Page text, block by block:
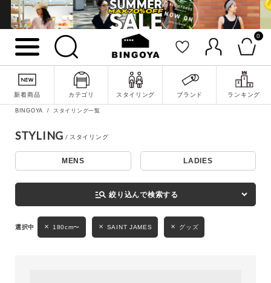
0
新着商品 カテゴリ スタイリング ブランド ランキング
詳細検索
BINGOYA スタイリング一覧
STYLING
MENS LADIES
manage_search 絞り込んで検索する
180cm〜 SAINT JAMES グッズ